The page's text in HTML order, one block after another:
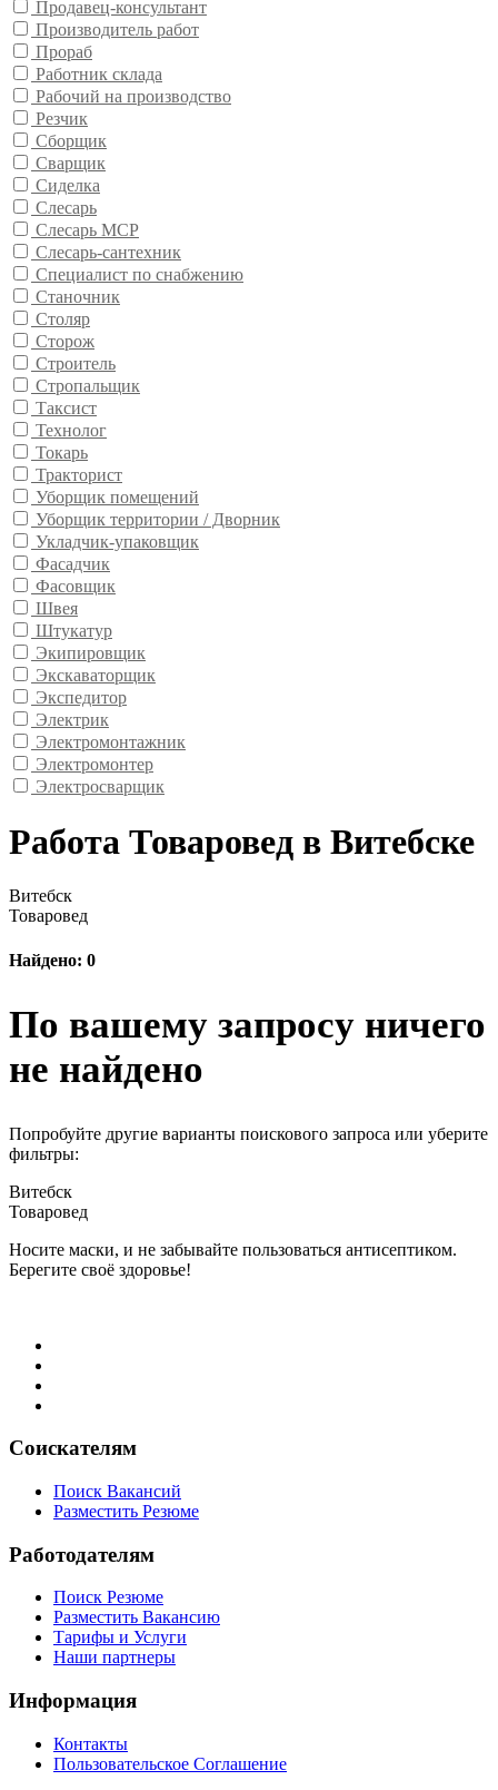
Продавец-консультант
Производитель работ
Прораб
Работник склада
Рабочий на производство
Резчик
Сборщик
Сварщик
Сиделка
Слесарь
Слесарь МСР
Слесарь-сантехник
Специалист по снабжению
Станочник
Столяр
Сторож
Строитель
Стропальщик
Таксист
Технолог
Токарь
Тракторист
Уборщик помещений
Уборщик территории / Дворник
Укладчик-упаковщик
Фасадчик
Фасовщик
Швея
Штукатур
Экипировщик
Экскаваторщик
Экспедитор
Электрик
Электромонтажник
Электромонтер
Электросварщик
Работа Товаровед в Витебске
Витебск
Товаровед
Найдено: 0
По вашему запросу ничего
не найдено
Попробуйте другие варианты поискового запроса или уберите
фильтры:
Витебск
Товаровед
Носите маски, и не забывайте пользоваться антисептиком.
Берегите своё здоровье!
Соискателям
Поиск Вакансий
Разместить Резюме
Работодателям
Поиск Резюме
Разместить Вакансию
Тарифы и Услуги
Наши партнеры
Информация
Контакты
Пользовательское Соглашение